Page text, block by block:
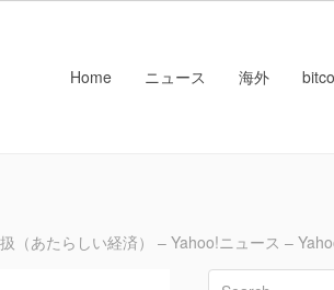
Home ニュース 海外
（あたらしい経済） – Yahoo!ニュース –